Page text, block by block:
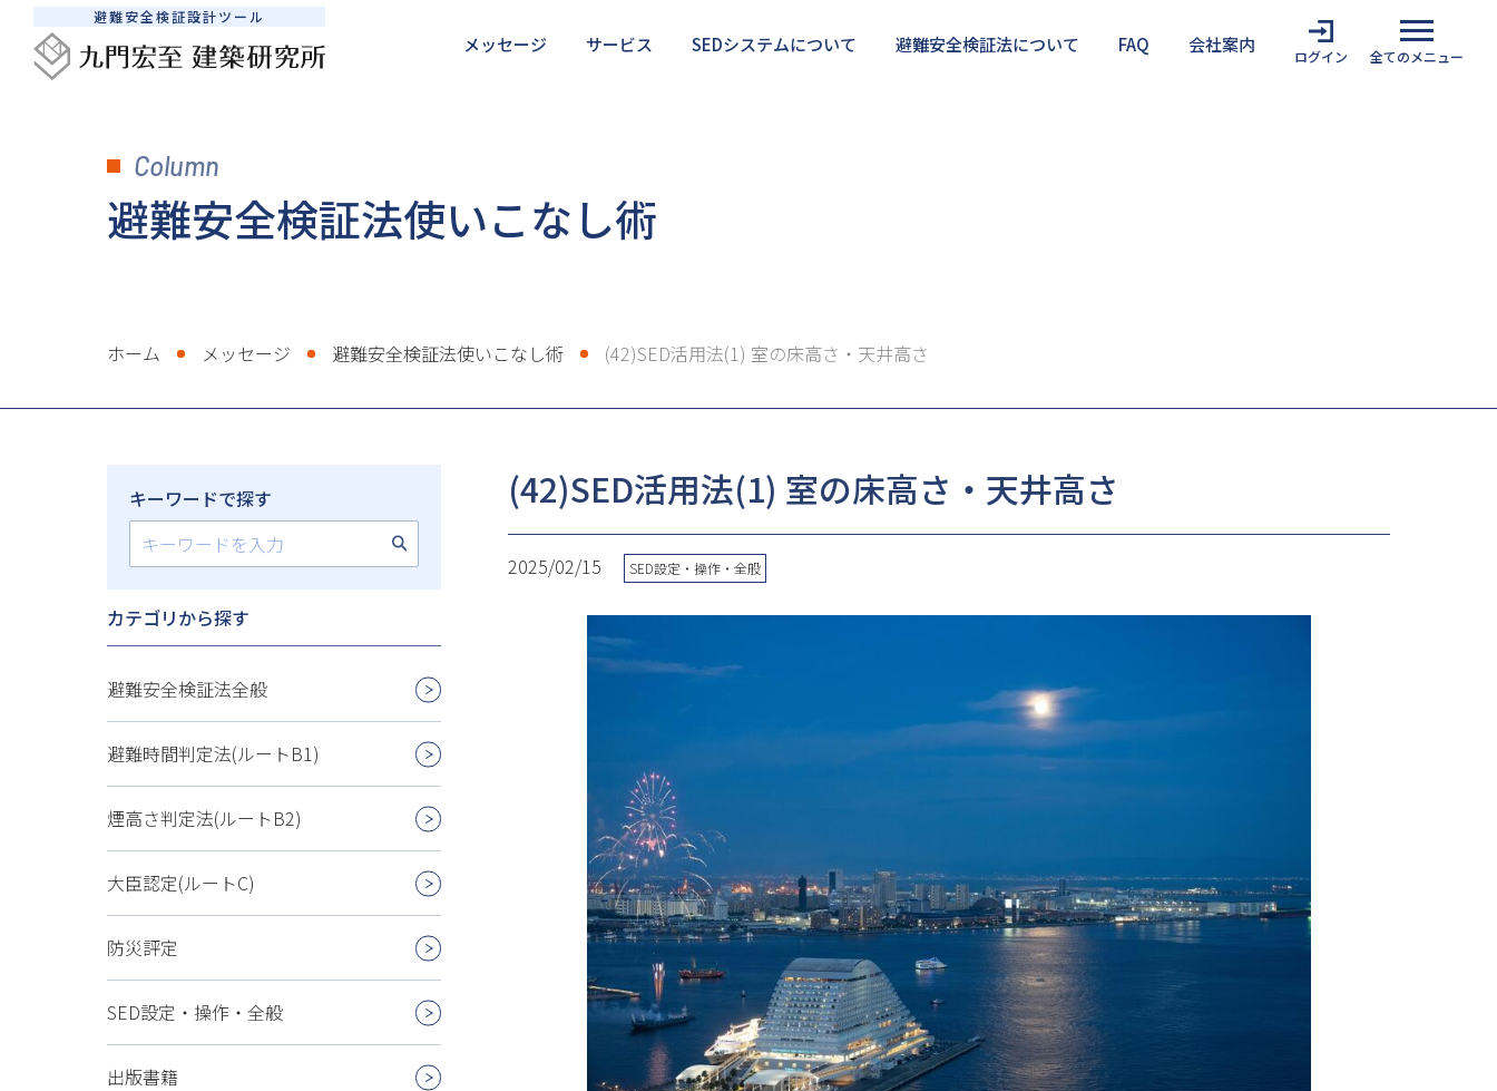
避難安全検証設計ツール
メッセージ
避難安全検証法使いこなし術
サービス
検証計算を依頼したい
SEDシステムについて
私たちの想い
避難安全検証法について
避難安全検証法ルートB1とB2の違い
FAQ 会社案内
ログイン
Column
避難安全検証法使いこなし術
ホーム メッセージ 避難安全検証法使いこなし術 (42)SED活用法(1) 室の床高さ・天井高さ
(42)SED活用法(1) 室の床高さ・天井高さ
2025/02/15 SED設定・操作・全般
キーワードで探す
カテゴリから探す
避難安全検証法全般
避難時間判定法(ルートB1)
煙高さ判定法(ルートB2)
大臣認定(ルートC)
防災評定
SED設定・操作・全般
出版書籍